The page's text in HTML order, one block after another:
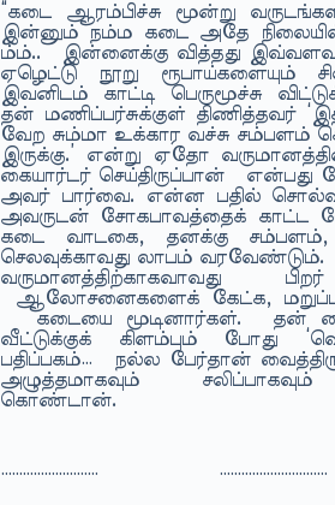
“கடை ஆரம்பிச்சு மூன்று
இன்னும் நம்ம கடை அதே
ம்ம்.. இன்னைக்கு வித்தது
ஏழெட்டு நூறு ரூபாய்களையும்
இவனிடம் காட்டி பெருமூச்சு
தன் மணிப்பர்சுக்குள் திணித்தவர்
வேற சும்மா உக்கார வச்சு சம்பளம்
இருக்கு.’ என்று ஏதோ
கையார்டர் செய்திருப்பான் என்பது
அவர் பார்வை. என்ன பதில்
அவருடன் சோகபாவத்தைக் காட்ட
கடை வாடகை, தனக்கு சம்பளம்,
செலவுக்காவது லாபம் வரவேண்டும்.
வருமானத்திற்காகவாவது
ஆலோசனைகளைக் கேட்க,
கடையை மூடினார்கள். தன்
வீட்டுக்குக் கிளம்பும் போது
பதிப்பகம்… நல்ல பேர்தான்
அழுத்தமாகவும் சலிப்பாகவும்
கொண்டான்.
……………………… …………………………